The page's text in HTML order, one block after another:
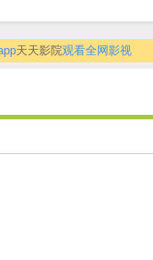
天天影院观看全网影视